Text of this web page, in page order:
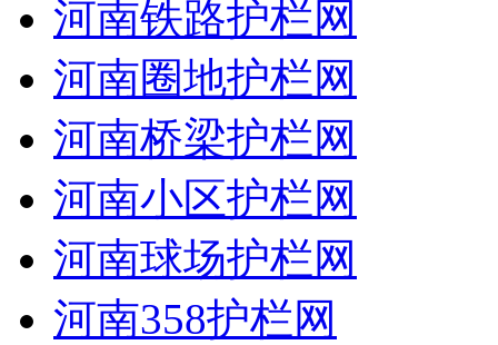
河南铁路护栏网
河南圈地护栏网
河南桥梁护栏网
河南小区护栏网
河南球场护栏网
河南358护栏网